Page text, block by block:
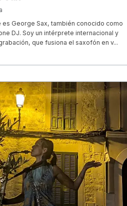
es George Sax, también conocido como
DJ. Soy un intérprete internacional y
que fusiona el saxofón en v...